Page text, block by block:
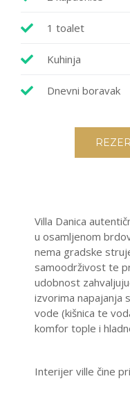
1 toalet
Kuhinja
Dnevni boravak
Villa Danica
u osamljenom
nema gradske
samoodrživost te
udobnost
izvorima napajanja
vode (kišnica te
komfor tople i
Interijer ville čine